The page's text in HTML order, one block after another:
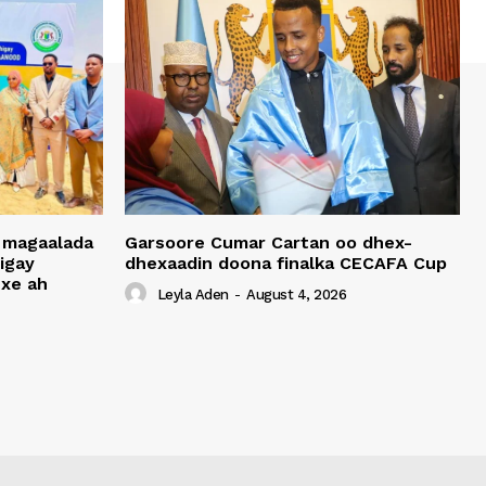
ah
Garsoore Cumar Cartan oo dhex-
dhexaadin doona finalka CECAFA Cup
Leyla Aden - August 4, 2026